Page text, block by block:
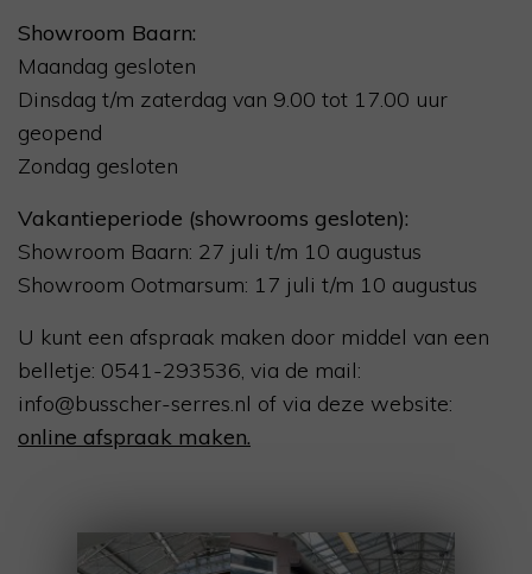
Showroom Baarn:
Maandag gesloten
Dinsdag t/m zaterdag van 9.00 tot 17.00 uur
geopend
Zondag gesloten
Vakantieperiode (showrooms gesloten):
Showroom Baarn: 27 juli t/m 10 augustus
Showroom Ootmarsum: 17 juli t/m 10 augustus
U kunt een afspraak maken door middel van een
belletje: 0541-293536, via de mail:
info@busscher-serres.nl of via deze website:
online afspraak maken.